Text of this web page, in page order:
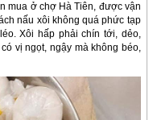
mua ở chợ Hà Tiên, được vận
nấu xôi không quá phức tạp
Xôi hấp phải chín tới, dẻo,
vị ngọt, ngậy mà không béo,